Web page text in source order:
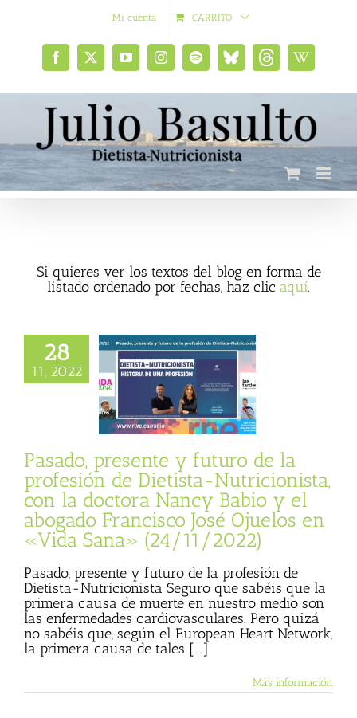
Mi cuenta CARRITO
Facebook
X YouTubeInstagramSpotifyBluesky
social
ThreadsWikipedia
Si quieres ver los textos del blog en forma de
listado ordenado por fechas, haz clic aquí.
28
11, 2022
profesión de
con
Nancy Babio y el
Vida
Sana
Pasado, presente y futuro de la
profesión de Dietista-Nutricionista,
con la doctora Nancy Babio y el
abogado Francisco José Ojuelos en
«Vida Sana» (24/11/2022)
Pasado, presente y futuro de la profesión de
Dietista-Nutricionista Seguro que sabéis que la
primera causa de muerte en nuestro medio son
las enfermedades cardiovasculares. Pero quizá
no sabéis que, según el European Heart Network,
la primera causa de tales [...]
Más información